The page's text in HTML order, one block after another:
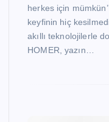
herkes için
keyfinin hiç
akıllı teknolojilerle
HOMER, yazın…